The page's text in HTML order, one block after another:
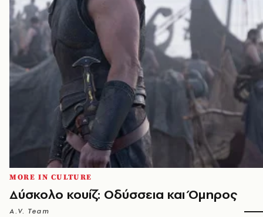
MORE IN CULTURE
Δύσκολο κουίζ: Οδύσσεια και Όμηρος
A.V. Team